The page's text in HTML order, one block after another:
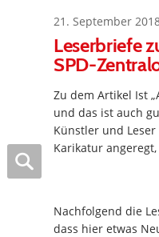
21. September
Leserbriefe
SPD-
Zu dem Artikel Ist
und das ist auch
Künstler und
Karikatur
Nachfolgend die
dass hier etwas